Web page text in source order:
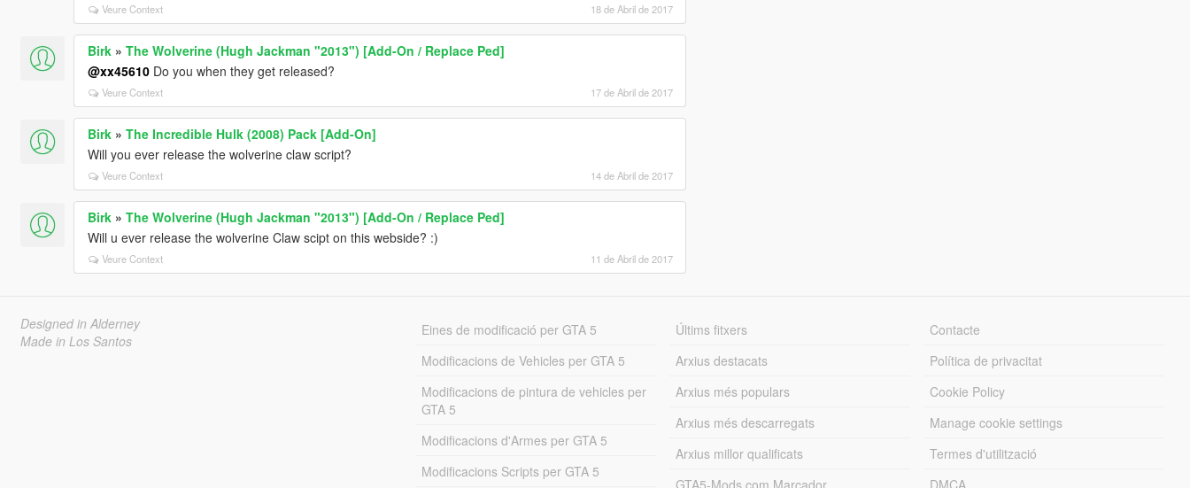
Veure Context 18 de Abril de 2017
Birk» The Wolverine (Hugh Jackman "2013") [Add-On / Replace Ped]
@xx45610Do you when they get released?
Veure Context 17 de Abril de 2017
Birk» The Incredible Hulk (2008) Pack [Add-On]
Will you ever release the wolverine claw script?
Veure Context 14 de Abril de 2017
Birk» The Wolverine (Hugh Jackman "2013") [Add-On / Replace Ped]
Will u ever release the wolverine Claw scipt on this webside? :)
Veure Context 11 de Abril de 2017
Designed in Alderney
Made in Los Santos
Eines de modificació per GTA 5
Modificacions de Vehicles per GTA 5
Modificacions de pintura de vehicles per
GTA 5
Modificacions d'Armes per GTA 5
Modificacions Scripts per GTA 5
Últims fitxers
Arxius destacats
Arxius més populars
Arxius més descarregats
Arxius millor qualificats
GTA5-Mods.com Marcador
Contacte
Política de privacitat
Cookie Policy
Manage cookie settings
Termes d'utilització
DMCA